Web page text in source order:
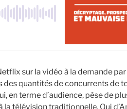
sur la vidéo à la demande par
des quantités de concurrents de
en terme d’audience, pèse de
la télévision traditionnelle. Qui